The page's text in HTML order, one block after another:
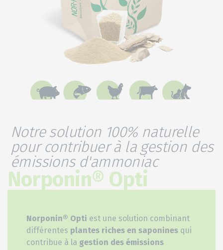
Notre solution 100% naturelle
pour contribuer à la gestion des
émissions d'ammoniac
Norponin® Opti
Norponin® Opti est une solution combinant
différentes plantes riches en saponines qui
contribue à la gestion des émissions